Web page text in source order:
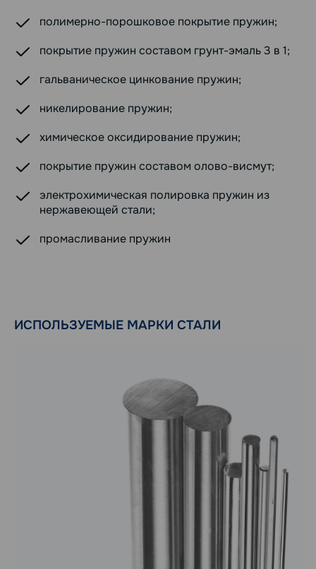
полимерно-порошковое покрытие пружин;
покрытие пружин составом грунт-эмаль 3 в 1;
гальваническое цинкование пружин;
никелирование пружин;
химическое оксидирование пружин;
покрытие пружин составом олово-висмут;
электрохимическая полировка пружин из
нержавеющей стали;
промасливание пружин
ИСПОЛЬЗУЕМЫЕ МАРКИ СТАЛИ